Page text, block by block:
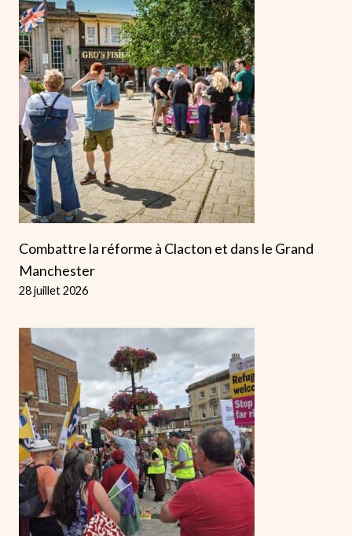
Combattre la réforme à Clacton et dans le Grand
Manchester
28 juillet 2026